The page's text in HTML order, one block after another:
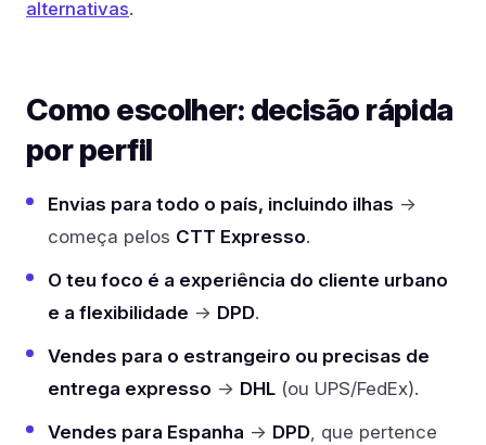
alternativas.
Como escolher: decisão rápida
por perfil
Envias para todo o país, incluindo ilhas →
começa pelos CTT Expresso.
O teu foco é a experiência do cliente urbano
e a flexibilidade → DPD.
Vendes para o estrangeiro ou precisas de
entrega expresso → DHL (ou UPS/FedEx).
Vendes para Espanha → DPD , que pertence